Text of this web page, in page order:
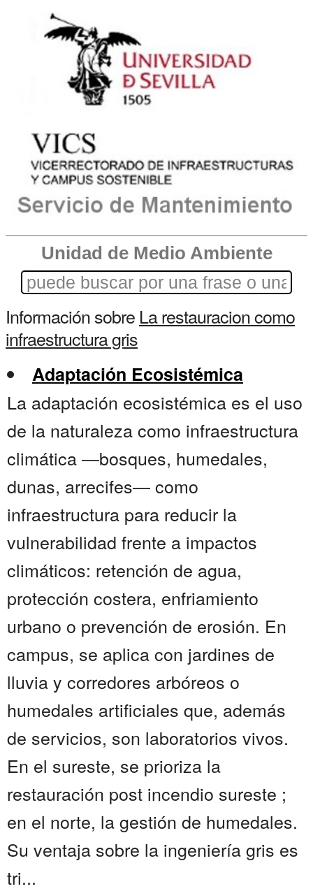
Unidad de Medio Ambiente
Información sobre La restauracion como
infraestructura gris
Adaptación Ecosistémica
La adaptación ecosistémica es el uso
de la naturaleza como infraestructura
climática —bosques, humedales,
dunas, arrecifes— como
infraestructura para reducir la
vulnerabilidad frente a impactos
climáticos: retención de agua,
protección costera, enfriamiento
urbano o prevención de erosión. En
campus, se aplica con jardines de
lluvia y corredores arbóreos o
humedales artificiales que, además
de servicios, son laboratorios vivos.
En el sureste, se prioriza la
restauración post incendio sureste ;
en el norte, la gestión de humedales.
Su ventaja sobre la ingeniería gris es
tri...